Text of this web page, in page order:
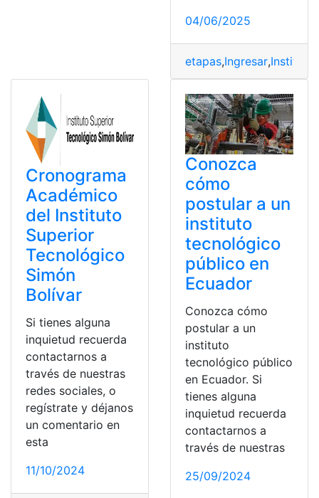
04/06/2025
etapas,Ingresar,Instituto
Cronograma
Académico
del Instituto
Superior
Tecnológico
Simón
Bolívar
Si tienes alguna
inquietud recuerda
contactarnos a
través de nuestras
redes sociales, o
regístrate y déjanos
un comentario en
esta
11/10/2024
Conozca
cómo
postular a un
instituto
tecnológico
público en
Ecuador
Conozca cómo
postular a un
instituto
tecnológico público
en Ecuador. Si
tienes alguna
inquietud recuerda
contactarnos a
través de nuestras
25/09/2024